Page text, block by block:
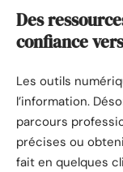
Des
confiance
Les outils
l’information.
parcours
précises ou
fait en quelques